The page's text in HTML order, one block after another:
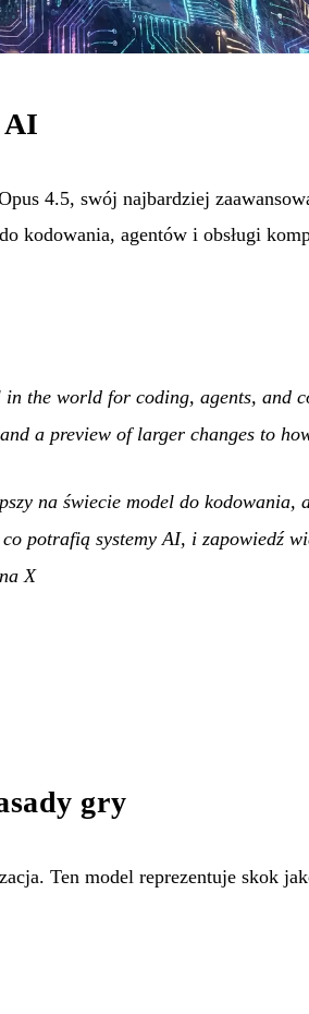
AI
4.5, swój najbardziej
kodowania, agentów i obsługi
the world for coding, agents, and
a preview of larger changes to
na świecie model do kodowania,
potrafią systemy AI, i zapowiedź
X
gry
Ten model reprezentuje skok